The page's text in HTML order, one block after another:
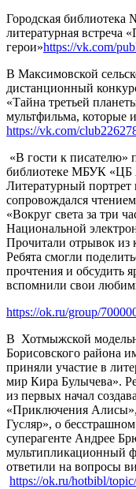
Городская
литературная встреча
герои»https://vk.com/
В Максимовской
дистанционный
«Тайна третьей
мультфильма, которые
https://vk.com/
«В гости к писателю»
библиотеке МБУК «ЦБ
Литературный портрет
сопровождался
«Вокруг света за три
Национальной
Прочитали отрывок из
Ребята смогли
прочтения и обсудить
вспомнили свои
https://ok.ru/group/
В Хотмыжской
Борисовского района
приняли участие в
мир Кира Булычева».
из первых начал
«Приключения
Гусляр», о
суперагенте Андрее
мультипликационный
ответили на вопросы
https://ok.ru/hotbibl/